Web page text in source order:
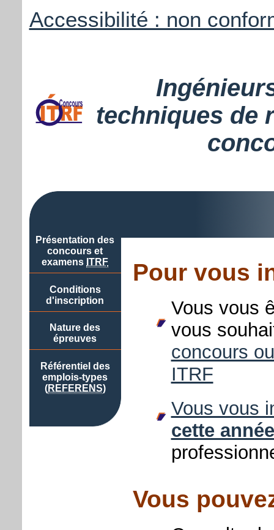
Accessibilité : non
techniques de
Présentation des
concours et
examens ITRF
Conditions
d'inscription
Nature des
épreuves
Référentiel des
emplois-types
(REFERENS)
Pour vous
Vous vous
vous
concours
ITRF
Vous vous
cette année
Vous